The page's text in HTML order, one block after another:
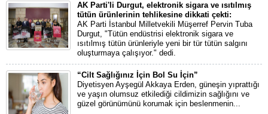
AK Parti'li Durgut, elektronik sigara ve ısıtılmış
tütün ürünlerinin tehlikesine dikkati çekti:
AK Parti İstanbul Milletvekili Müşerref Pervin Tuba
Durgut, "Tütün endüstrisi elektronik sigara ve
ısıtılmış tütün ürünleriyle yeni bir tür tütün salgını
oluşturmaya çalışıyor." dedi.
“Cilt Sağlığınız İçin Bol Su İçin”
Diyetisyen Ayşegül Akkaya Erden, güneşin yıprattığı
ve yaşın olumsuz etkilediği cildimizin sağlığını ve
güzel görünümünü korumak için beslenmenin...